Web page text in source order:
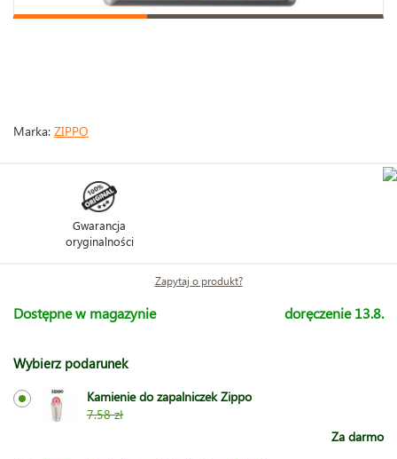
Marka: ZIPPO
Gwarancja
oryginalności
Zapytaj o produkt?
Dostępne w magazynie doręczenie 13.8.
Wybierz podarunek
Kamienie do zapalniczek Zippo
7.58 zł
Za darmo